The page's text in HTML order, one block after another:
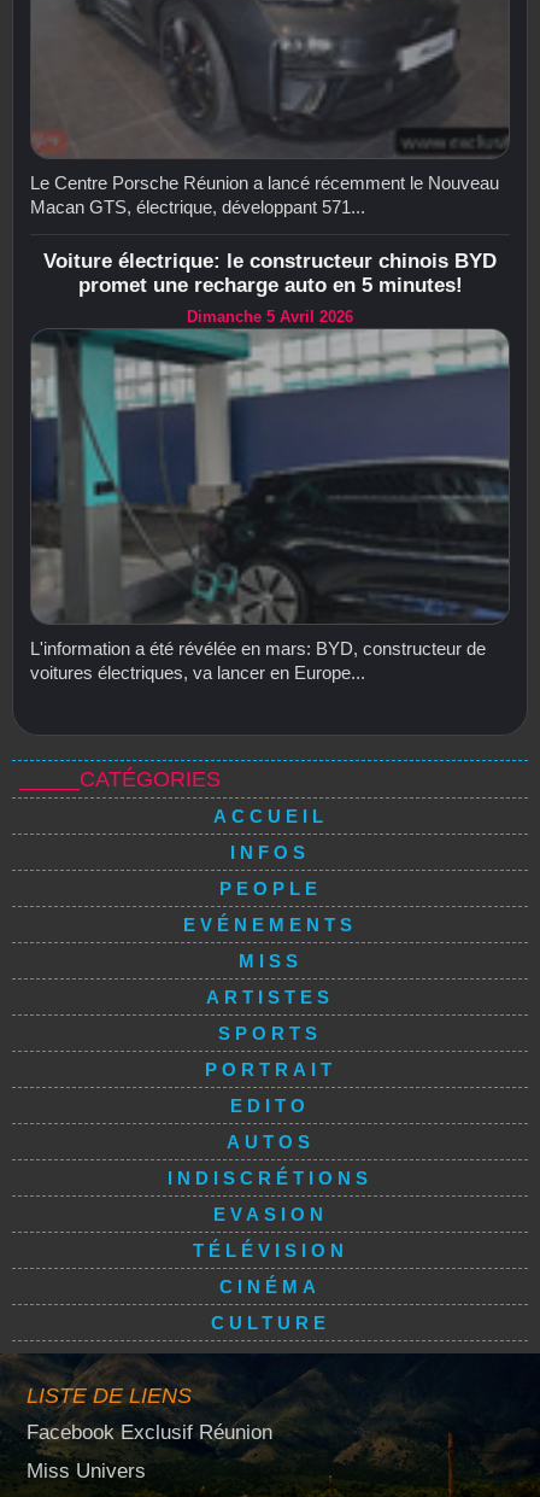
Le Centre Porsche Réunion a lancé récemment le Nouveau
Macan GTS, électrique, développant 571...
Voiture électrique: le constructeur chinois BYD
promet une recharge auto en 5 minutes!
Dimanche 5 Avril 2026
L'information a été révélée en mars: BYD, constructeur de
voitures électriques, va lancer en Europe...
_____CATÉGORIES
ACCUEIL
INFOS
PEOPLE
EVÉNEMENTS
MISS
ARTISTES
SPORTS
PORTRAIT
EDITO
AUTOS
INDISCRÉTIONS
EVASION
TÉLÉVISION
CINÉMA
CULTURE
LISTE DE LIENS
Facebook Exclusif Réunion
Miss Univers